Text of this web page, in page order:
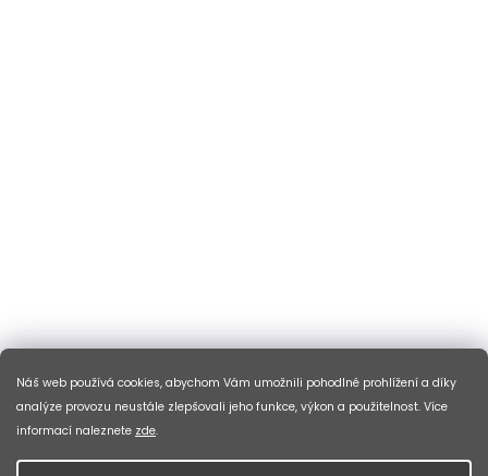
Náš web používá cookies, abychom Vám umožnili pohodlné prohlížení a díky
analýze provozu neustále zlepšovali jeho funkce, výkon a použitelnost. Více
informací naleznete zde.